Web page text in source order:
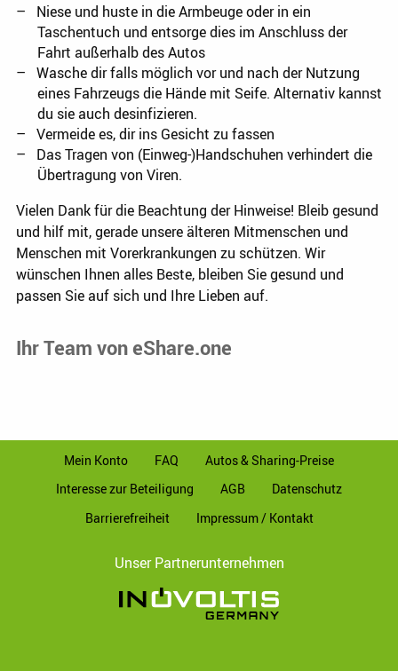
Niese und huste in die Armbeuge oder in ein
Taschentuch und entsorge dies im Anschluss der
Fahrt außerhalb des Autos
Wasche dir falls möglich vor und nach der Nutzung
eines Fahrzeugs die Hände mit Seife. Alternativ kannst
du sie auch desinfizieren.
Vermeide es, dir ins Gesicht zu fassen
Das Tragen von (Einweg-)Handschuhen verhindert die
Übertragung von Viren.
Vielen Dank für die Beachtung der Hinweise! Bleib gesund
und hilf mit, gerade unsere älteren Mitmenschen und
Menschen mit Vorerkrankungen zu schützen. Wir
wünschen Ihnen alles Beste, bleiben Sie gesund und
passen Sie auf sich und Ihre Lieben auf.
Ihr Team von eShare.one
Mein Konto FAQ
Autos & Sharing-Preise
Interesse zur Beteiligung
AGB
Datenschutz
Barrierefreiheit
Impressum / Kontakt
Unser Partnerunternehmen